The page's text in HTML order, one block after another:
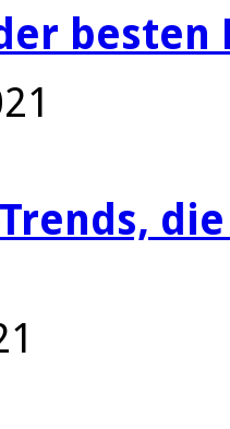
besten